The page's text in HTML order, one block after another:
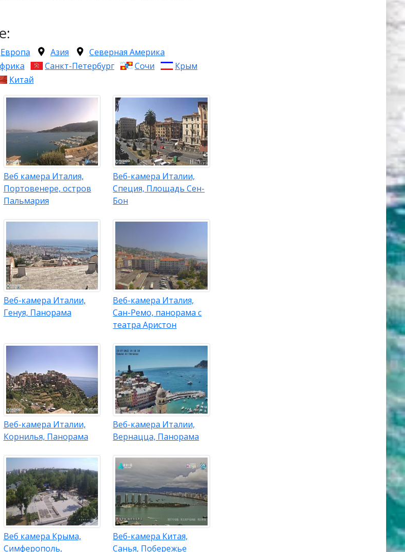
Европа Азия
Северная Америка
Санкт-Петербург Сочи
Крым
Китай
Веб камера Италия,
Портовенере, остров
Пальмария
Веб-камера Италии,
Специя, Площадь Сен-
Бон
Веб-камера Италии,
Генуя, Панорама
Веб-камера Италия,
Сан-Ремо, панорама с
театра Аристон
Веб-камера Италии,
Корнилья, Панорама
Веб-камера Италии,
Вернацца, Панорама
Веб камера Крыма,
Симферополь,
Веб-камера Китая,
Санья, Побережье